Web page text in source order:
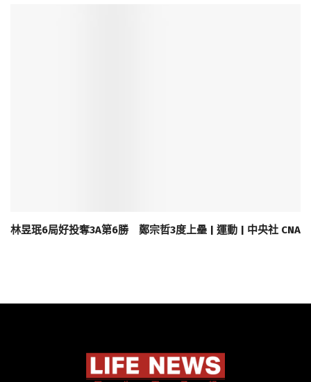
林昱珉6局好投奪3A第6勝 鄭宗哲3度上壘 | 運動 | 中央社 CNA